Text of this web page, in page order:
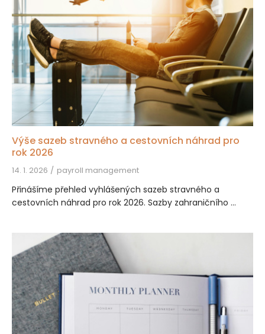
Výše sazeb stravného a cestovních náhrad pro
rok 2026
14. 1. 2026 payroll management
Přinášíme přehled vyhlášených sazeb stravného a
cestovních náhrad pro rok 2026. Sazby zahraničního ...